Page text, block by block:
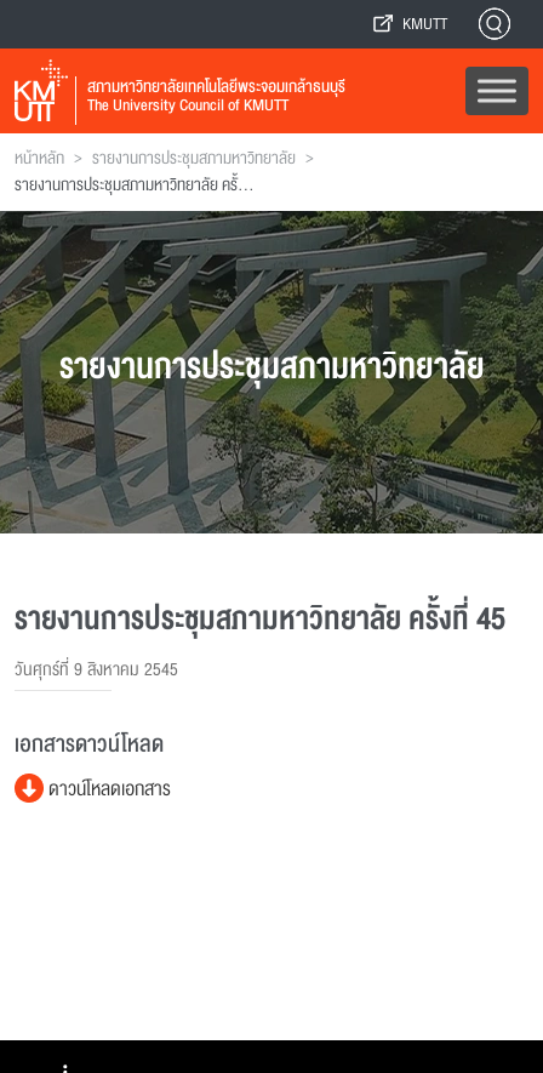
KMUTT
สภามหาวิทยาลัยเทคโนโลยีพระจอมเกล้าธนบุรี
The University Council of KMUTT
หน้าหลัก > รายงานการประชุมสภามหาวิทยาลัย >
รายงานการประชุมสภามหาวิทยาลัย ครั้งที่ 45
รายงานการประชุมสภามหาวิทยาลัย
รายงานการประชุมสภามหาวิทยาลัย ครั้งที่ 45
วันศุกร์ที่ 9 สิงหาคม 2545
เอกสารดาวน์โหลด
ดาวน์โหลดเอกสาร